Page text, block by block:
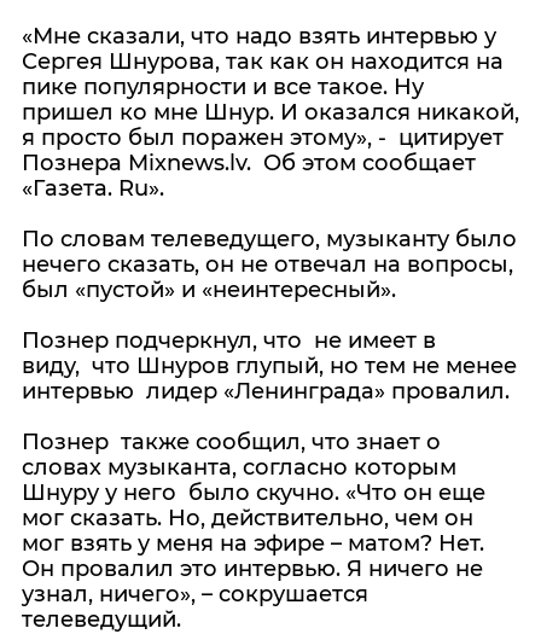
«Мне сказали, что надо взять интервью у
Сергея Шнурова, так как он находится на
пике популярности и все такое. Ну
пришел ко мне Шнур. И оказался никакой,
я просто был поражен этому», - цитирует
Познера Mixnews.lv. Об этом сообщает
«Газета. Ru».
По словам телеведущего, музыканту было
нечего сказать, он не отвечал на вопросы,
был «пустой» и «неинтересный».
Познер подчеркнул, что не имеет в
виду, что Шнуров глупый, но тем не менее
интервью лидер «Ленинграда» провалил.
Познер также сообщил, что знает о
словах музыканта, согласно которым
Шнуру у него было скучно. «Что он еще
мог сказать. Но, действительно, чем он
мог взять у меня на эфире – матом? Нет.
Он провалил это интервью. Я ничего не
узнал, ничего», – сокрушается
телеведущий.